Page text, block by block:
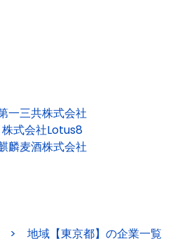
一三共株式会社
株式会社Lotus8
麟麦酒株式会社
> 地域【東京都】の企業一覧